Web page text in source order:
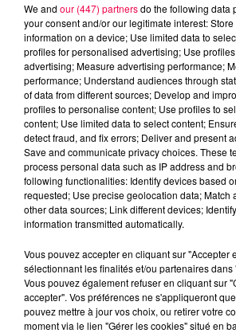
Flash infos
Crédit :Flash infos
We and our (447) partnersdo the following data
your consent and/or our legitimate interest:
information on a device; Use limited data to
profiles for personalised advertising; Use
advertising; Measure advertising performance;
performance; Understand audiences through
of data from different sources; Develop and
profiles to personalise content; Use profiles to
content; Use limited data to select content;
detect fraud, and fix errors; Deliver and present
Save and communicate privacy choices. These
process personal data such as IP address and
following functionalities: Identify devices based
requested; Use precise geolocation data; Match
other data sources; Link different devices;
information transmitted automatically.
Vous pouvez accepter en cliquant sur "Accepter
sélectionnant les finalités et/ou partenaires dans
Vous pouvez également refuser en cliquant sur
accepter". Vos préférences ne s'appliqueront
pouvez mettre à jour vos choix, ou retirer votre
moment via le lien "Gérer les cookies" situé en